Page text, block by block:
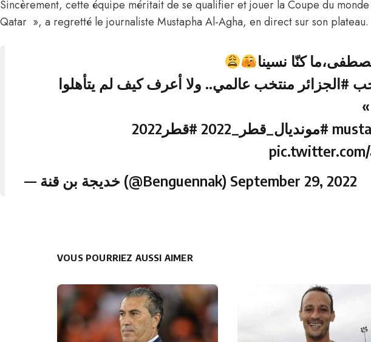
Sincèrement, cette équipe méritait de se qualifier et jouer la Coupe du monde
Qatar », a regretté le journaliste Mustapha Al-Agha, en direct sur son plateau.
كنّا نسينا
#الجزائر منتخب عالمي.. ولا أعرف كيف لم يتأهلوا
#مونديال_قطر_2022
#قطر2022
— خديجة بن قنة (@Benguennak) September 29, 2022
VOUS POURRIEZ AUSSI AIMER